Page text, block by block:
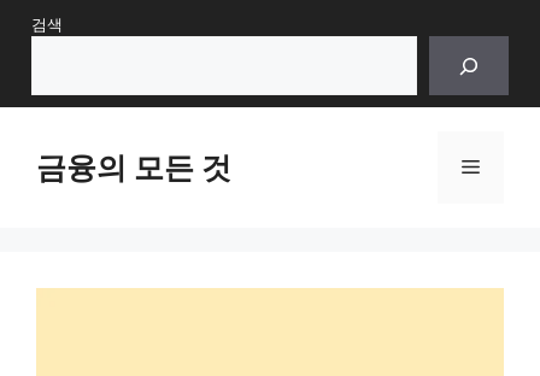
Skip검색
금융의 모든 것 Menu